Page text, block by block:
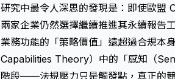
研究中最令人深思的發現是：即使歐盟
兩家企業仍然選擇繼續推進其永續報告
業務功能的「策略價值」遠超過合規本
Capabilities Theory）中的「感知（
階段——法規壓力只是觸發點，真正的